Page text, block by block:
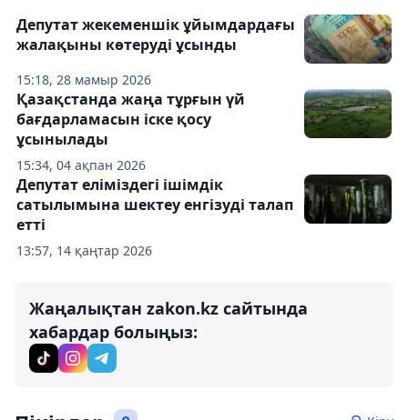
15:18, 28 мамыр 2026
Депутат жекеменшік ұйымдардағы
жалақыны көтеруді ұсынды
15:34, 04 ақпан 2026
Қазақстанда жаңа тұрғын үй
бағдарламасын іске қосу
ұсынылады
13:57, 14 қаңтар 2026
Депутат еліміздегі ішімдік
сатылымына шектеу енгізуді талап
етті
Жаңалықтан zakon.kz сайтында
хабардар болыңыз: